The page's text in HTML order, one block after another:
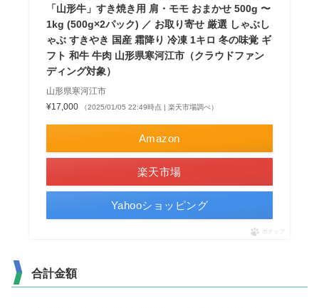
「山形牛」すき焼き用 肩・モモ おまかせ 500g 〜
1kg (500g×2パック) ／ お取り寄せ 厳選 しゃぶし
ゃぶ すきやき 国産 霜降り 冷凍 1キロ 冬の味覚 ギ
フト 和牛 牛肉 山形県寒河江市（クラウドファン
ディング対象）
山形県寒河江市
¥17,000
（2025/01/05 22:49時点 | 楽天市場調べ）
Amazon
楽天市場
Yahooショッピング
ポチップ
合計金額